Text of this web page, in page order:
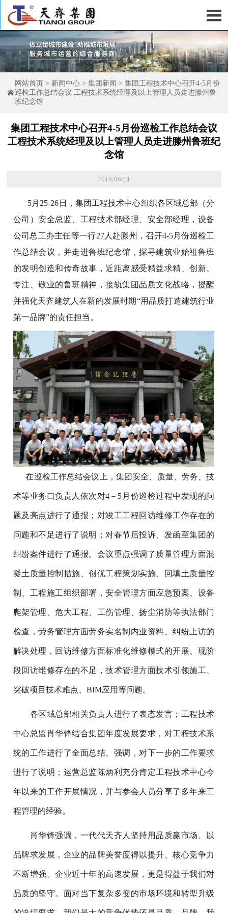


网站首页 > 新闻中心 > 集团新闻 > 集团工程技术中心召开4-5月份
巡检工作总结会议 工程技术系统经理及以上管理人员走进滕州鲁
班纪念馆
集团工程技术中心召开4-5月份巡检工作总结会议
工程技术系统经理及以上管理人员走进滕州鲁班纪
念馆
2019/06/11
5月25-26日，集团工程技术中心组织各区域总部（分
公司）安全总监、工程技术部经理、安全部经理，设备
公司总工办主任等一行27人赴滕州，召开4-5月份巡检工
作总结会议，并走进鲁班纪念馆，探寻建筑业始祖鲁班
的发明创造和传奇故事，近距离感受精益求精、创新、
专注、敬业的鲁班精神，接轨集团品质文化战略，提醒
并强化天齐建筑人在新的发展时期“用品质打造建筑行业
第一品牌”的责任担当。
在巡检工作总结会议上，集团安全、质量、劳务、技
术等业务口负责人依次对4－5月份巡检过程中发现的问
题及亮点进行了通报；对竣工工程回访维修工作存在的
问题和不足进行了说明；对春节后投诉、发函至集团的
纠纷案件进行了通报。会议重点强调了质量管理方面混
凝土质量控制措施、创优工程策划实施、回填土质量控
制、工程施工组织部署，安全管理方面应急预案、设备
爬架管理、危大工程、工伤管理、扬尘消防等执法部门
检查，劳务管理方面劳务实名制内业资料、纠纷上访的
解决处理，回访维修方面标准化维修模式的开展、现阶
段回访维修存在的不足，技术管理方面技术引领施工、
突破项目技术难点、BIM应用等问题。
各区域总部相关负责人进行了表态发言；工程技术
中心总监肖华锋结合集团年度发展要求，对工程技术系
统的工作进行了全面总结、强调，对下一步的工作要求
进行了说明；运营总监陈炳利充分肯定工程技术中心今
年以来的工作开展情况，并与参会人员分享了多年来工
程管理的经验。
肖华锋强调，一代代天齐人坚持用品质赢市场、以
品牌求发展，企业的品牌美誉度得以提升、核心竞争力
不断增强。企业近十年的高速发展，更是得益于我们对
品质的坚守。面对当下复杂多变的市场环境和转型升级